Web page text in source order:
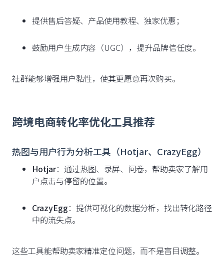
提供售后答疑、产品使用教程、独家优惠；
鼓励用户生成内容（UGC），提升品牌信任度。
社群能够增强用户黏性，使其更愿意再次购买。
跨境电商转化率优化工具推荐
热图与用户行为分析工具（Hotjar、CrazyEgg）
Hotjar：通过热图、录屏、问卷，帮助卖家了解用
户点击与停留的位置。
CrazyEgg：提供可视化的数据分析，找出转化路径
中的流失点。
这些工具能帮助卖家精准定位问题，而不是盲目调整。